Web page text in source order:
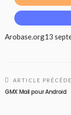
Arobase.org13
ARTICLE
GMX Mail pour Android